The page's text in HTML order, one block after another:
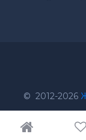
© 2012-2026